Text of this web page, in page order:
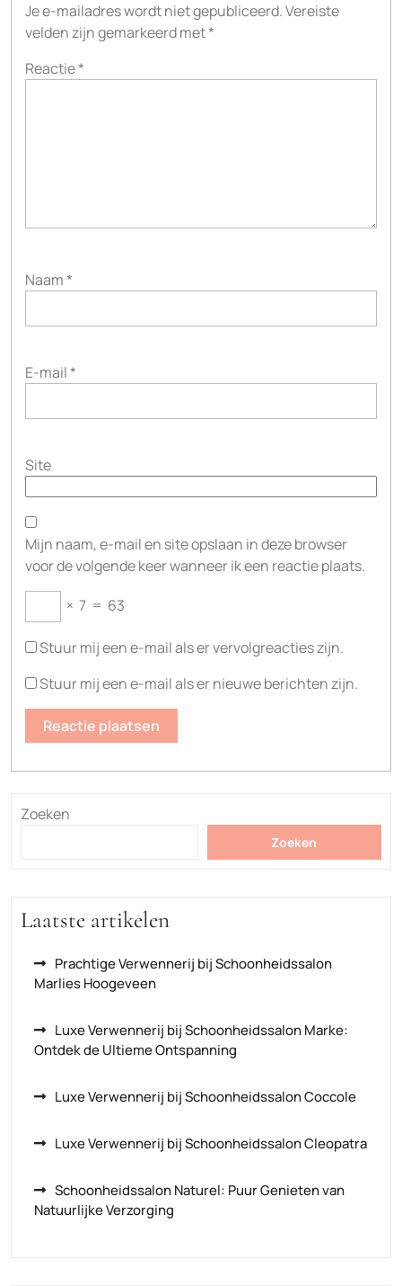
Je e-mailadres wordt niet gepubliceerd.Vereiste
velden zijn gemarkeerd met*
Reactie*
Naam*
E-mail*
Site
Mijn naam, e-mail en site opslaan in deze browser
voor de volgende keer wanneer ik een reactie plaats.
× 7 = 63
Stuur mij een e-mail als er vervolgreacties zijn.
Stuur mij een e-mail als er nieuwe berichten zijn.
Zoeken
Zoeken
Laatste artikelen
Prachtige Verwennerij bij Schoonheidssalon
Marlies Hoogeveen
Luxe Verwennerij bij Schoonheidssalon Marke:
Ontdek de Ultieme Ontspanning
Luxe Verwennerij bij Schoonheidssalon Coccole
Luxe Verwennerij bij Schoonheidssalon Cleopatra
Schoonheidssalon Naturel: Puur Genieten van
Natuurlijke Verzorging